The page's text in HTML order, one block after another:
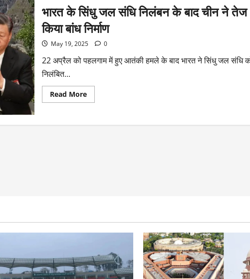
भारत के सिंधु जल संधि निलंबन के बाद चीन ने तेज
किया बांध निर्माण
May 19, 2025 0
22 अप्रैल को पहलगाम में हुए आतंकी हमले के बाद भारत ने सिंधु जल संधि
निलंबित...
Read More